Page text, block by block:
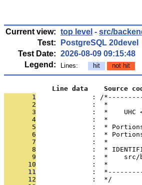
Current view: top level - src/
Test:
PostgreSQL 20devel
Test Date: 2026-08-09 09:15:48
Legend:
Lines: hit not hit
Line data    Source
       1
: /
       2
              :  *
       3
:  *    UHC
       4
              :  *
       5
:  *
       6
:  *
       7
              :  *
       8
:  *
       9
:  *
      10
              :  *
      11
:
      12
              :  */